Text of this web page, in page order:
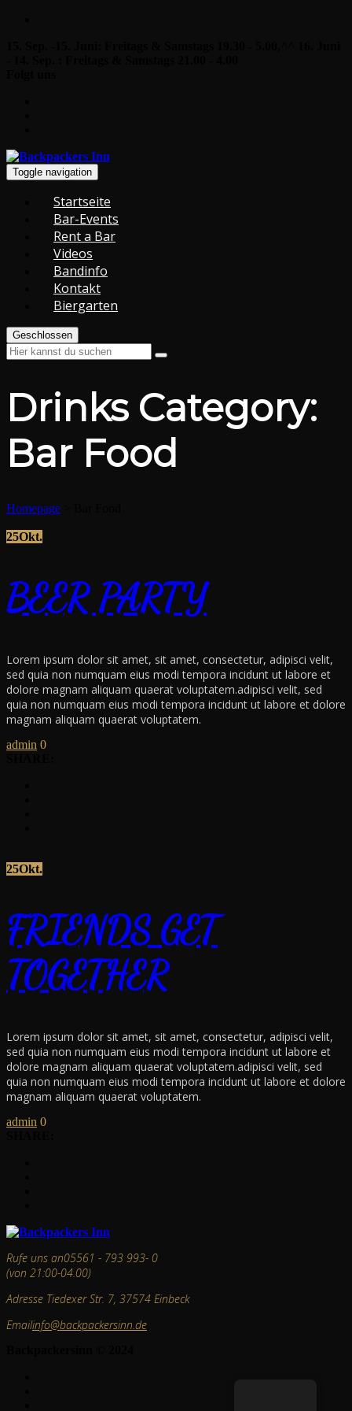
Toggle navigation
Startseite
Bar-Events
Rent a Bar
Videos
Bandinfo
Kontakt
Biergarten
Geschlossen
Drinks Category:
Bar Food
Homepage
25Okt.
BEER PARTY
Lorem ipsum dolor sit amet, sit amet, consectetur, adipisci velit,
sed quia non numquam eius modi tempora incidunt ut labore et
dolore magnam aliquam quaerat voluptatem.adipisci velit, sed
quia non numquam eius modi tempora incidunt ut labore et dolore
magnam aliquam quaerat voluptatem.
admin 0
25Okt.
FRIENDS GET
TOGETHER
Lorem ipsum dolor sit amet, sit amet, consectetur, adipisci velit,
sed quia non numquam eius modi tempora incidunt ut labore et
dolore magnam aliquam quaerat voluptatem.adipisci velit, sed
quia non numquam eius modi tempora incidunt ut labore et dolore
magnam aliquam quaerat voluptatem.
admin 0
Rufe uns an05561 - 793 993- 0
(von 21:00-04.00)
Adresse Tiedexer Str. 7, 37574 Einbeck
Emailinfo@backpackersinn.de